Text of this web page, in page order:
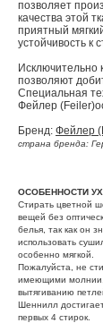
позволяет
качества этой
приятный
устойчивость к
Исключительно
позволяют
Специальная
Фейлер
Бренд: Фейлер
страна бренда:
ОСОБЕННОСТИ
Стирать цветной
вещей без
белья, так как он
использовать
особенно мягкой.
Пожалуйста, не
имеющими молнии,
вытягиванию
Шеннилл
первых 4 стирок.